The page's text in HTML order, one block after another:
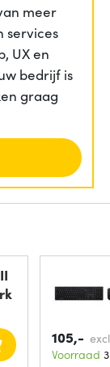
meer
services
UX en
bedrijf is
graag
105,-
Voorraad